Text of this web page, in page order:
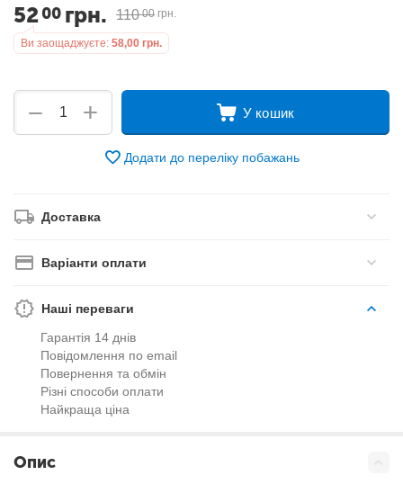
5200 грн. 110 00 грн.
Ви заощаджуєте: 58,00 грн.
+
− У кошик
Додати до переліку побажань
Доставка
Варіанти оплати
Наші переваги
Гарантія 14 днів
Повідомлення по email
Повернення та обмін
Різні способи оплати
Найкраща ціна
Опис